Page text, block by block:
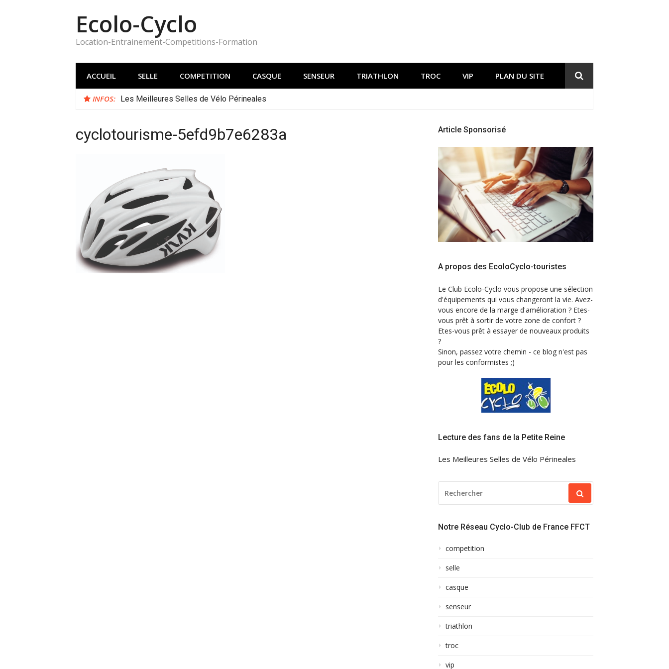
Ecolo-Cyclo
Location-Entrainement-Competitions-Formation
ACCUEIL SELLE COMPETITION CASQUE SENSEUR TRIATHLON TROC VIP PLAN DU SITE
INFOS: Les Meilleures Selles de Vélo Périneales
cyclotourisme-5efd9b7e6283a Article Sponsorisé
A propos des EcoloCyclo-touristes
Le Club Ecolo-Cyclo vous propose une sélection
d'équipements qui vous changeront la vie. Avez-
vous encore de la marge d'amélioration ? Etes-
vous prêt à sortir de votre zone de confort ?
Etes-vous prêt à essayer de nouveaux produits
?
Sinon, passez votre chemin - ce blog n'est pas
pour les conformistes ;)
Lecture des fans de la Petite Reine
Les Meilleures Selles de Vélo Périneales
POUR
:
Notre Réseau Cyclo-Club de France FFCT
competition
selle
casque
senseur
triathlon
troc
vip